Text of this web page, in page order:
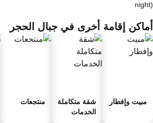
إقامة أخرى في جبال الحجر
مبيت وإفطار
شقة متكاملة
الخدمات
منتجعات